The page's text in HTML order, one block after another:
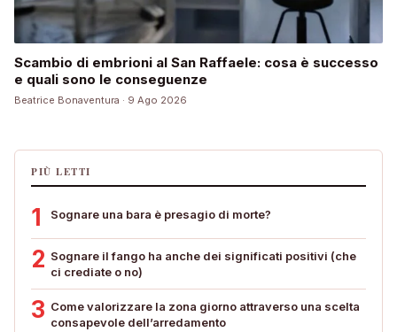
Scambio di embrioni al San Raffaele: cosa è successo
e quali sono le conseguenze
Beatrice Bonaventura · 9 Ago 2026
PIÙ LETTI
1 Sognare una bara è presagio di morte?
2 Sognare il fango ha anche dei significati positivi (che
ci crediate o no)
3 Come valorizzare la zona giorno attraverso una scelta
consapevole dell’arredamento